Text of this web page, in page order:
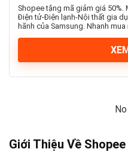
Shopee tặng mã giảm giá
Điện tử-Điện lạnh-Nội thất gia
hãnh của Samsung. Nhanh mua
Giới Thiệu Về Shopee